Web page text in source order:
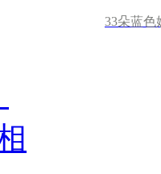
33朵蓝色